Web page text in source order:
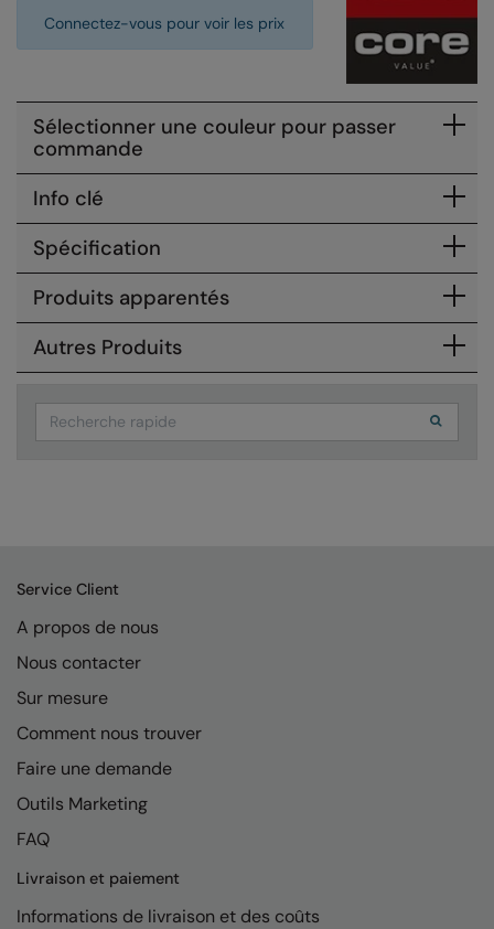
Craghoppers Expert
Finden & Hales
Flexfit by Yupoong
Front Row
Gildan
Henbury
KiMood
Kodak
Kustom Kit
Larkwood
Madeira
MagiCut
Marketing Hub
Mumbles
Quadra
Russell Collection
Russell
TriDri
Westford Mill
Connectez-vous pour voir les prix
Sélectionner une couleur pour passer
commande
Info clé
Spécification
Produits apparentés
Autres Produits
Search
Service Client
A propos de nous
Nous contacter
Sur mesure
Comment nous trouver
Faire une demande
Outils Marketing
FAQ
Livraison et paiement
Informations de livraison et des coûts